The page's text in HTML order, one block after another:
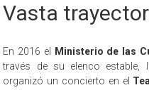
Vasta
En 2016 el Ministerio de las
través de su elenco estable,
organizó un concierto en el